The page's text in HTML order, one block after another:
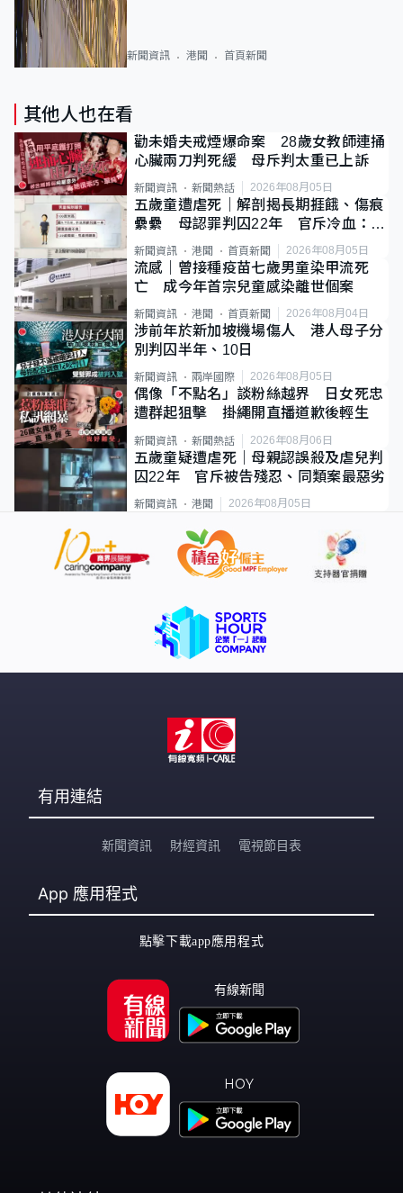
新聞資訊 港聞 首頁新聞
其他人也在看
勸未婚夫戒煙爆命案 28歲女教師連捅
心臟兩刀判死緩 母斥判太重已上訴
新聞資訊 新聞熱話 2026年08月05日
五歲童遭虐死｜解剖揭長期捱餓、傷痕
纍纍 母認罪判囚22年 官斥冷血：同
類案最惡劣
新聞資訊 港聞 首頁新聞 2026年08月05日
流感｜曾接種疫苗七歲男童染甲流死
亡 成今年首宗兒童感染離世個案
新聞資訊 港聞 首頁新聞 2026年08月04日
涉前年於新加坡機場傷人 港人母子分
別判囚半年、10日
新聞資訊 兩岸國際 2026年08月05日
偶像「不點名」談粉絲越界 日女死忠
遭群起狙擊 掛繩開直播道歉後輕生
新聞資訊 新聞熱話 2026年08月06日
五歲童疑遭虐死｜母親認誤殺及虐兒判
囚22年 官斥被告殘忍、同類案最惡劣
新聞資訊 港聞 2026年08月05日
有用連結
新聞資訊 財經資訊 電視節目表
App 應用程式
點擊下載app應用程式
有線新聞
HOY